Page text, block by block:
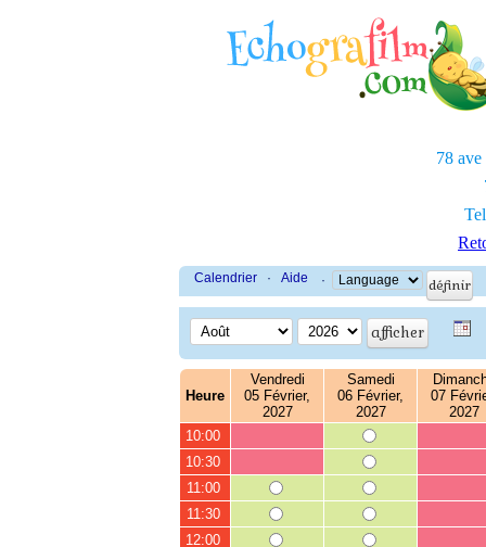
78 ave
Calendrier · Aide ·
Heure
Vendredi
05 Février,
2027
Samedi
06 Février,
2027
07
2027
10:00
10:30
11:00
11:30
12:00